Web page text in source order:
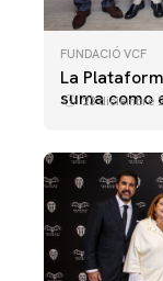
FUNDACIÓ VCF
La
suma como
23 diciembre